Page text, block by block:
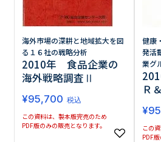
海外市場の深耕と地域拡大を図
る１６社の戦略分析
2010年 食品企業の
海外戦略調査Ⅱ
¥95,700 税込
この資料は、製本版完売のため
PDF版のみの販売となります。
健康
発活
業グ
Ｒ
¥
この
PDF